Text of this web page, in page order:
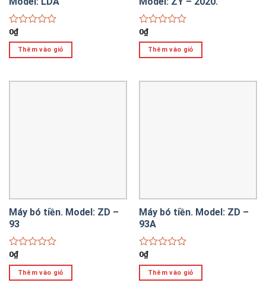
Được
xếp
hạng
0
sao
0₫
Thêm vào giỏ
Được
xếp
hạng
0
sao
0₫
Thêm vào giỏ
Máy bó tiền. Model: ZD –
93
Được
xếp
hạng
0
0₫
Thêm vào giỏ
Máy bó tiền. Model: ZD –
93A
Được
xếp
hạng
0
0₫
Thêm vào giỏ